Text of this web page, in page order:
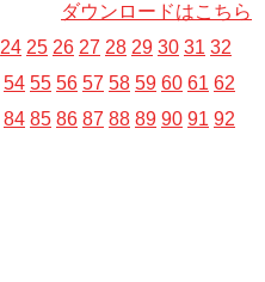
ダウンロードはこちら
24 25 26 27 28 29 30 31 32
54 55 56 57 58 59 60 61 62
84 85 86 87 88 89 90 91 92